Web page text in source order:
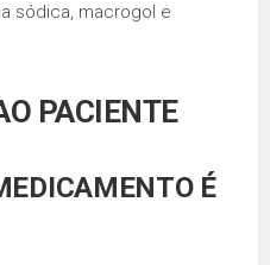
sódica, macrogol e
PACIENTE
É